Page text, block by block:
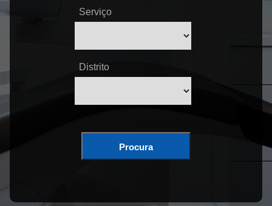
Serviço
Distrito
Procura